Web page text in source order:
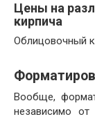
Цены на
кирпича
Облицовочный
Вообще,
независимо от